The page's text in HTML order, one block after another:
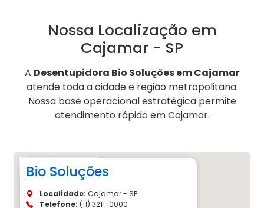
Nossa Localização em
Cajamar - SP
A Desentupidora Bio Soluções em Cajamar
atende toda a cidade e região metropolitana.
Nossa base operacional estratégica permite
atendimento rápido em Cajamar.
Bio Soluções
Localidade: Cajamar - SP
Telefone: (11) 3211-0000